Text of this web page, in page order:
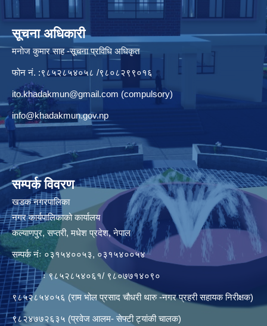
सूचना अधिकारी
मनाेज कुमार साह -सूचना प्रविधि अधिकृत
फोन नं. :९८५२८५४०५८ /९८०८२९९०१६
ito.khadakmun@gmail.com (compulsory)
info@khadakmun.gov.np
सम्पर्क विवरण
खडक नगरपालिका
नगर कार्यपालिकाको कार्यालय
कल्याणपुर, सप्तरी, मधेश प्रदेश, नेपाल
सम्पर्क नंः ०३१५४००५३, ०३१५४००५४
ः ९८५२८५४०६१/ ९८०७७१४०९०
९८५२८५४०५६ (राम भोल प्रसाद चौधरी थारु -नगर प्रहरी सहायक निरीक्षक)
९८२४७७२६३५ (प्रवेज आलम- सेफ्टी ट्यांकी चालक)